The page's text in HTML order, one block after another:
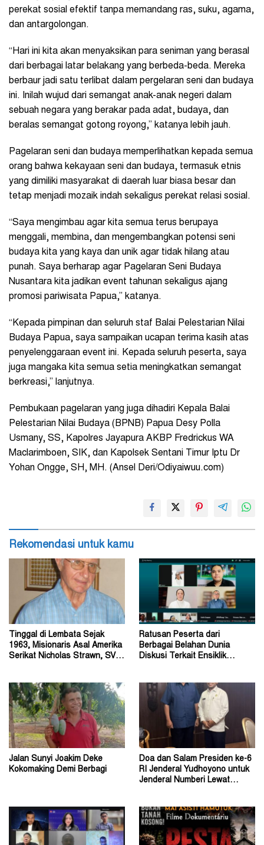
perekat sosial efektif tanpa memandang ras, suku, agama,
dan antargolongan.
“Hari ini kita akan menyaksikan para seniman yang berasal
dari berbagai latar belakang yang berbeda-beda. Mereka
berbaur jadi satu terlibat dalam pergelaran seni dan budaya
ini. Inilah wujud dari semangat anak-anak negeri dalam
sebuah negara yang berakar pada adat, budaya, dan
beralas semangat gotong royong,” katanya lebih jauh.
Pagelaran seni dan budaya memperlihatkan kepada semua
orang bahwa kekayaan seni dan budaya, termasuk etnis
yang dimiliki masyarakat di daerah luar biasa besar dan
tetap menjadi mozaik indah sekaligus perekat relasi sosial.
“Saya mengimbau agar kita semua terus berupaya
menggali, membina, dan mengembangkan potensi seni
budaya kita yang kaya dan unik agar tidak hilang atau
punah. Saya berharap agar Pagelaran Seni Budaya
Nusantara kita jadikan event tahunan sekaligus ajang
promosi pariwisata Papua,” katanya.
“Kepada pimpinan dan seluruh staf Balai Pelestarian Nilai
Budaya Papua, saya sampaikan ucapan terima kasih atas
penyelenggaraan event ini. Kepada seluruh peserta, saya
juga mangaka kita semua setia meningkatkan semangat
berkreasi,” lanjutnya.
Pembukaan pagelaran yang juga dihadiri Kepala Balai
Pelestarian Nilai Budaya (BPNB) Papua Desy Polla
Usmany, SS, Kapolres Jayapura AKBP Fredrickus WA
Maclarimboen, SIK, dan Kapolsek Sentani Timur Iptu Dr
Yohan Ongge, SH, MH. (Ansel Deri/Odiyaiwuu.com)
Rekomendasi untuk kamu
Tinggal di Lembata Sejak
1963, Misionaris Asal Amerika
Serikat Nicholas Strawn, SVD
Ratusan Peserta dari
Berbagai Belahan Dunia
Diskusi Terkait Ensiklik
Jalan Sunyi Joakim Deke
Kokomaking Demi Berbagi
Doa dan Salam Presiden ke-6
RI Jenderal Yudhoyono untuk
Jenderal Numberi Lewat